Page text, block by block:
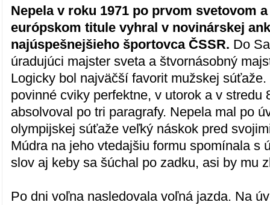
Nepela v roku 1971 po prvom svetovom
európskom titule vyhral v novinárskej
najúspešnejšieho športovca ČSSR. Do
úradujúci majster sveta a štvornásobný
Logicky bol najväčší favorit mužskej
povinné cviky perfektne, v utorok a v stredu
absolvoval po tri paragrafy. Nepela mal po
olympijskej súťaže veľký náskok pred
Múdra na jeho vtedajšiu formu spomínala s
slov aj keby sa šúchal po zadku, asi by mu
Po dni voľna nasledovala voľná jazda. Na